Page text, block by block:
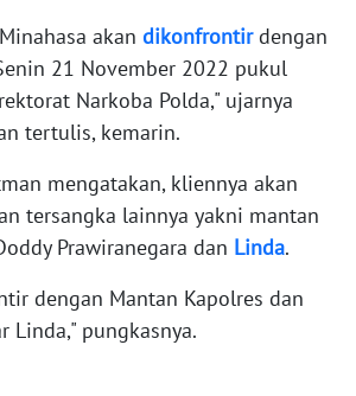
akan dikonfrontirdengan
21 November 2022 pukul
Narkoba Polda," ujarnya
tertulis, kemarin.
mengatakan, kliennya akan
tersangka lainnya yakni mantan
Prawiranegara dan Linda.
dengan Mantan Kapolres dan
Linda," pungkasnya.